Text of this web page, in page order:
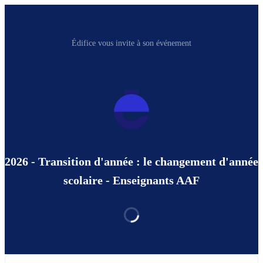
Édifice vous invite à son événement
2026 - Transition d'année : le changement d'année
scolaire - Enseignants AAF